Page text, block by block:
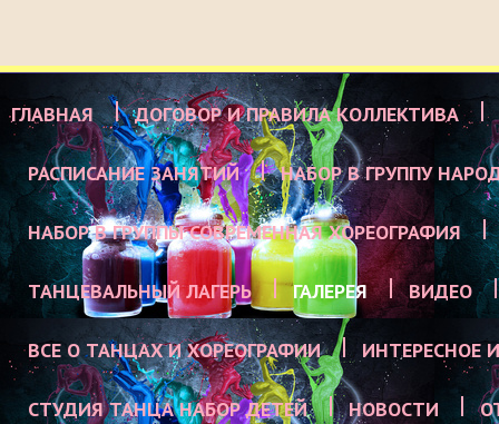
ГЛАВНАЯ ДОГОВОР И ПРАВИЛА КОЛЛЕКТИВА
РАСПИСАНИЕ ЗАНЯТИЙ НАБОР В ГРУППУ
НАБОР В ГРУППЫ СОВРЕМЕННАЯ ХОРЕОГРАФИЯ
ТАНЦЕВАЛЬНЫЙ ЛАГЕРЬ ГАЛЕРЕЯ ВИДЕО
ВСЕ О ТАНЦАХ И ХОРЕОГРАФИИ ИНТЕРЕСНОЕ
СТУДИЯ ТАНЦА НАБОР ДЕТЕЙ НОВОСТИ